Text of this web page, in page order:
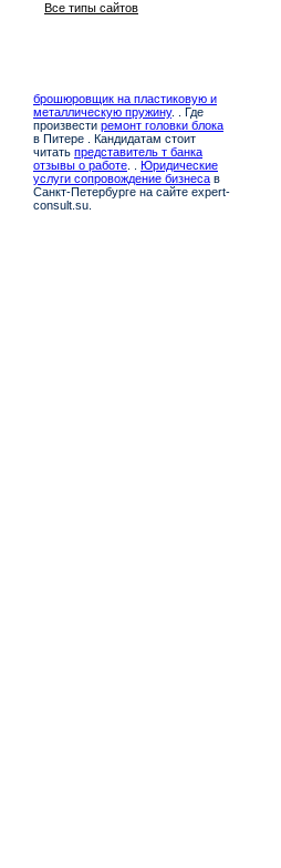
Все типы сайтов
брошюровщик на пластиковую и
металлическую пружину. . Где
произвести ремонт головки блока
в Питере . Кандидатам стоит
читать представитель т банка
отзывы о работе
Юридические
услуги сопровождение бизнеса в
Санкт-Петербурге на сайте expert-
consult.su.